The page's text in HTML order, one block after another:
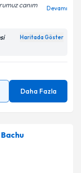
ilişkinAydınlatma
belirtilen
canım
Devamı
Haritada Göster
Daha Fazla